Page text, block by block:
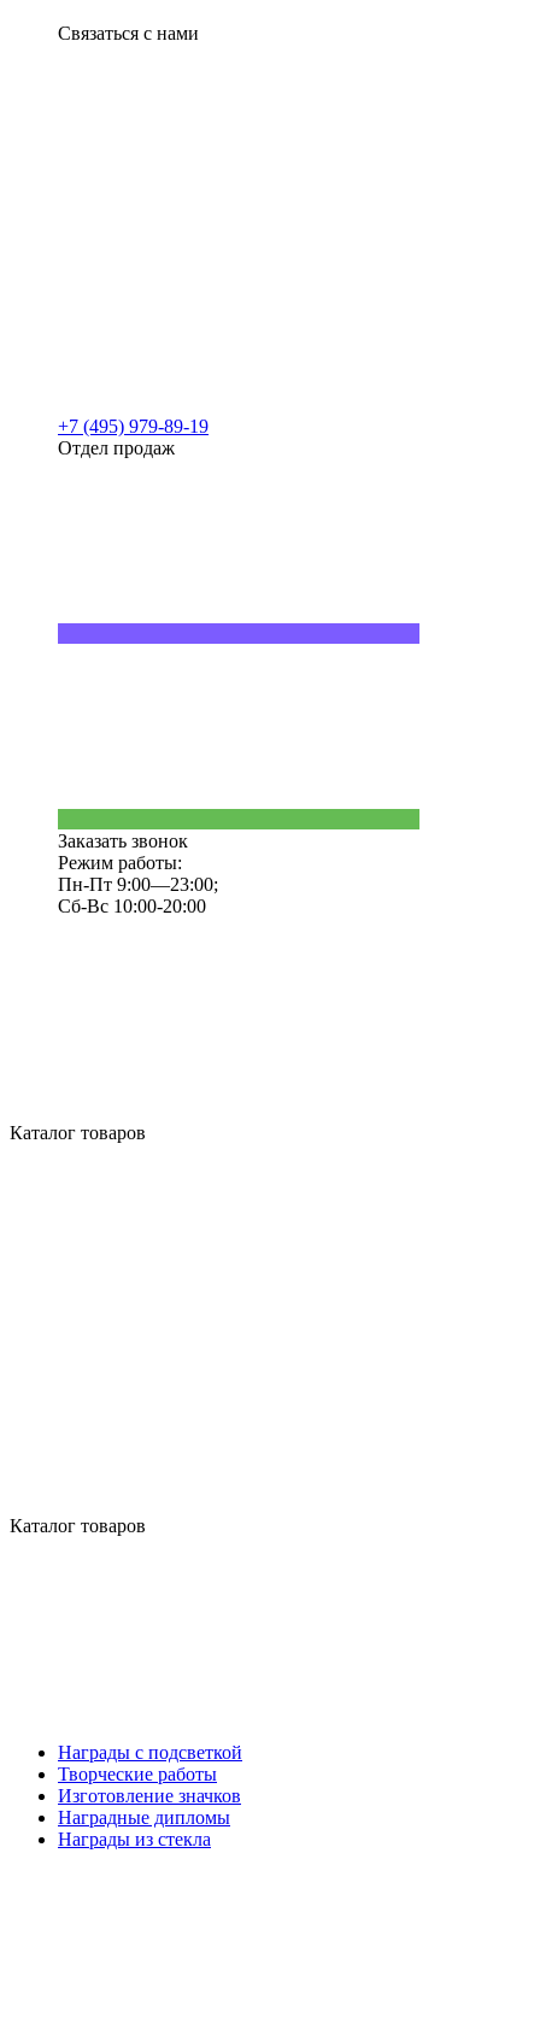
Связаться с нами
+7 (495) 979-89-19
Отдел продаж
Заказать звонок
Режим работы:
Пн-Пт 9:00—23:00;
Сб-Вс 10:00-20:00
Каталог товаров
Каталог товаров
Награды с подсветкой
Творческие работы
Изготовление значков
Наградные дипломы
Награды из стекла